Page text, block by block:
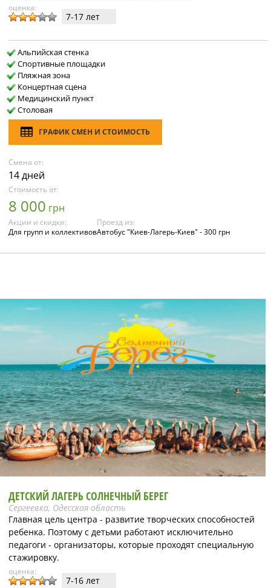
оценка:
7-17 лет
Альпийская стенка
Спортивные площадки
Пляжная зона
Концертная сцена
Медицинский пункт
Столовая
ГРАФИК СМЕН И СТОИМОСТЬ
Смена от:
14 дней
Стоимость от:
8 000 грн
Акции и скидки:
Для групп и коллективов
Проезд из:
Автобус "Киев-Лагерь-Киев" - 300 грн
ДЕТСКИЙ ЛАГЕРЬ СОЛНЕЧНЫЙ БЕРЕГ
Сергеевка, Одесская область
Главная цель центра - развитие творческих способностей
ребенка. Поэтому с детьми работают исключительно
педагоги - организаторы, которые проходят специальную
стажировку.
оценка:
7-16 лет